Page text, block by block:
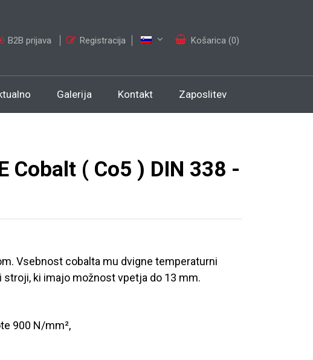
Košarica (0)
B2B prijava Registracija
Galerija Kontakt Zaposlitev
Cobalt ( Co5 ) DIN 338 -
Vsebnost cobalta mu dvigne temperaturni
ki imajo možnost vpetja do 13 mm.
900 N/mm²,